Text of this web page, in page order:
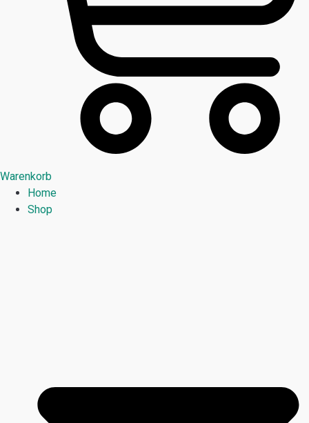
Warenkorb
Home
Shop